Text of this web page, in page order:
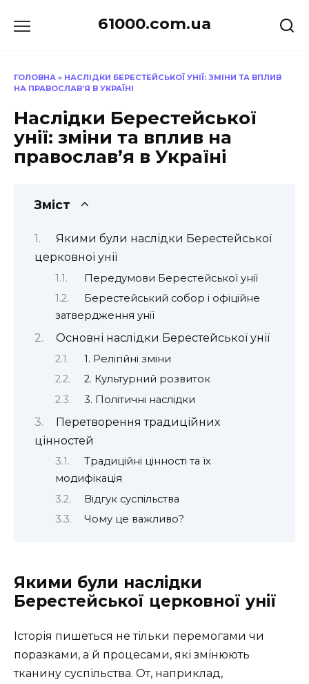
до
61000.com.ua
ГОЛОВНА » НАСЛІДКИ БЕРЕСТЕЙСЬКОЇ УНІЇ: ЗМІНИ ТА ВПЛИВ
НА ПРАВОСЛАВ’Я В УКРАЇНІ
Наслідки Берестейської
унії: зміни та вплив на
православ’я в Україні
Зміст
Якими були наслідки Берестейської
церковної унії
Передумови Берестейської унії
Берестейський собор і офіційне
затвердження унії
Основні наслідки Берестейської унії
1. Релігійні зміни
2. Культурний розвиток
3. Політичні наслідки
Перетворення традиційних
цінностей
Традиційні цінності та їх
модифікація
Відгук суспільства
Чому це важливо?
Якими були наслідки
Берестейської церковної унії
Історія пишеться не тільки перемогами чи
поразками, а й процесами, які змінюють
тканину суспільства. От, наприклад,